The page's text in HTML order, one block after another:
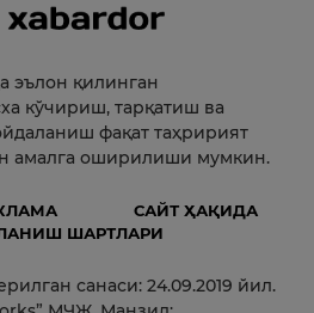
эълон қилинган
кўчириш, тарқатиш ва
фақат таҳририят
амалга оширилиши мумкин.
САЙТ ҲАҚИДА
ШАРТЛАРИ
санаси: 24.09.2019 йил.